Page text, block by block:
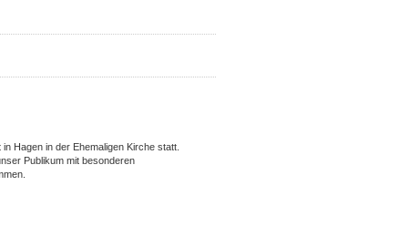
Hagen in der Ehemaligen Kirche statt.
Publikum mit besonderen